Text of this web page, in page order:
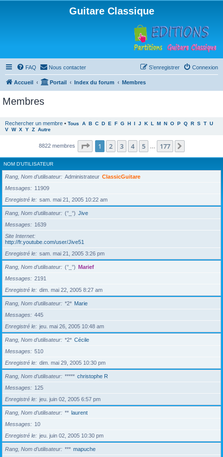
Guitare Classique
FAQ Nous contacter Connexion
S’enregistrer
Accueil Portail Index du forum Membres
Membres
Rechercher un membre • Tous A B C D E F G H I J K L M N O P Q R S T U
V W X Y Z Autre
8822 membres Page 1sur177
1 2 3 4 5 177
NOM D’UTILISATEUR
Rang, Nom d’utilisateur Administrateur ClassicGuitare
Messages
11909
Enregistré le
sam. mai 21, 2005 10:22 am
Rang, Nom d’utilisateur (°_°) Jive
Messages
1639
Site Internet
http://fr.youtube.com/user/Jive51
Enregistré le
sam. mai 21, 2005 3:26 pm
Rang, Nom d’utilisateur (°_°) Marief
Messages
2191
Enregistré le
dim. mai 22, 2005 8:27 am
Rang, Nom d’utilisateur *2* Marie
Messages
445
Enregistré le
jeu. mai 26, 2005 10:48 am
Rang, Nom d’utilisateur *2* Cécile
Messages
510
Enregistré le
dim. mai 29, 2005 10:30 pm
Rang, Nom d’utilisateur ***** christophe R
Messages
125
Enregistré le
jeu. juin 02, 2005 6:57 pm
Rang, Nom d’utilisateur ** laurent
Messages
10
Enregistré le
jeu. juin 02, 2005 10:30 pm
Rang, Nom d’utilisateur *** mapuche